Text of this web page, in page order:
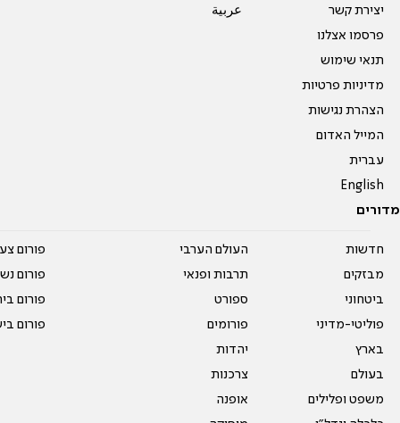
יצירת קשר
פרסמו אצלנו
תנאי שימוש
מדיניות פרטיות
הצהרת נגישות
המייל האדום
עברית
English
عربية
מדורים
חדשות
מבזקים
ביטחוני
פוליטי-מדיני
בארץ
בעולם
משפט ופלילים
העולם הערבי
תרבות ופנאי
ספורט
פורומים
יהדות
צרכנות
אופנה
פורום
פורום
פורום
פורום